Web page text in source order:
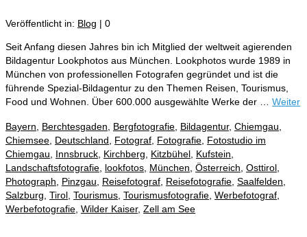
Veröffentlicht in: Blog | 0
Seit Anfang diesen Jahres bin ich Mitglied der weltweit agierenden
Bildagentur Lookphotos aus München. Lookphotos wurde 1989 in
München von professionellen Fotografen gegründet und ist die
führende Spezial-Bildagentur zu den Themen Reisen, Tourismus,
Food und Wohnen. Über 600.000 ausgewählte Werke der … Weiter
Bayern Berchtesgaden Bergfotografie Bildagentur, Chiemgau
Chiemsee Deutschland Fotograf Fotografie Fotostudio im
Chiemgau
Innsbruck Kirchberg Kitzbühel Kufstein
Landschaftsfotografie lookfotos München Österreich Osttirol
Photograph
Pinzgau Reisefotograf Reisefotografie Saalfelden
Salzburg Tirol Tourismus Tourismusfotografie Werbefotograf
Werbefotografie Wilder Kaiser, Zell am See